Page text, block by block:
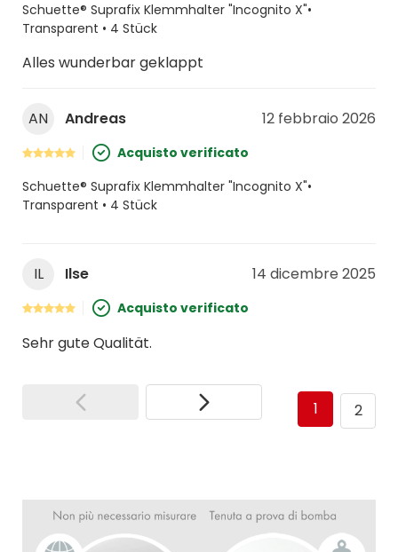
Schuette® Suprafix Klemmhalter "Incognito X"•
Transparent • 4 Stück
Alles wunderbar geklappt
AN Andreas 12 febbraio 2026
Acquisto verificato
Schuette® Suprafix Klemmhalter "Incognito X"•
Transparent • 4 Stück
IL Ilse 14 dicembre 2025
Acquisto verificato
Sehr gute Qualität.
1 2